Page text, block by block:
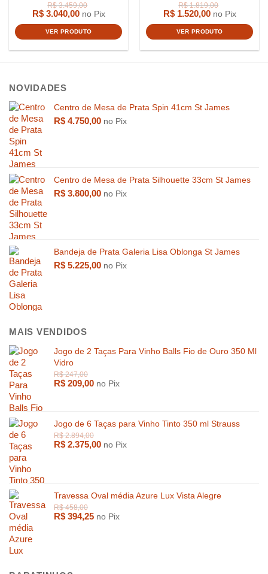
R$3.040,00 no Pix
VER PRODUTO
R$1.520,00 no Pix
VER PRODUTO
NOVIDADES
Centro de Mesa de Prata Spin 41cm St James
R$ 4.750,00 no Pix
Centro de Mesa de Prata Silhouette 33cm St James
R$ 3.800,00 no Pix
Bandeja de Prata Galeria Lisa Oblonga St James
R$ 5.225,00 no Pix
MAIS VENDIDOS
Jogo de 2 Taças Para Vinho Balls Fio de Ouro 350 Ml
Vidro
R$ 209,00 no Pix
Jogo de 6 Taças para Vinho Tinto 350 ml Strauss
R$ 2.375,00 no Pix
Travessa Oval média Azure Lux Vista Alegre
R$ 394,25 no Pix